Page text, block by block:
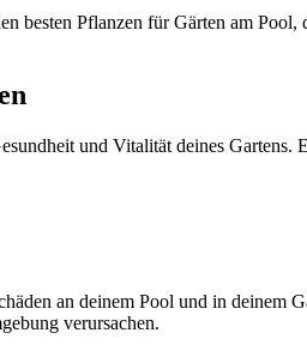
besten Pflanzen für Gärten am
und Vitalität deines
an deinem Pool und in deinem
verursachen.